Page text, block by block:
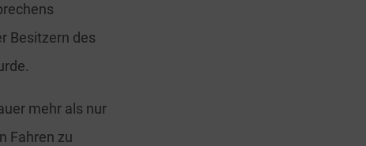
Besitzern des
mehr als nur
Fahren zu